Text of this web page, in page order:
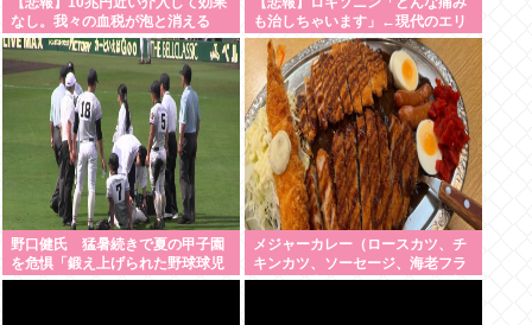
なし。我々の血税が泡と消える
も治しちゃいます」←現代のエリ
クサーやろ…
野口健氏 猛暑続きで夏の甲子園
を危惧「鍛え上げられた野球球児
でも、危ないのではないかな」
メジャーカレー（ロースカツ、チ
キンカツ、ソーセージ、海老フラ
イ、ゆで卵）ケンモメンなら余裕